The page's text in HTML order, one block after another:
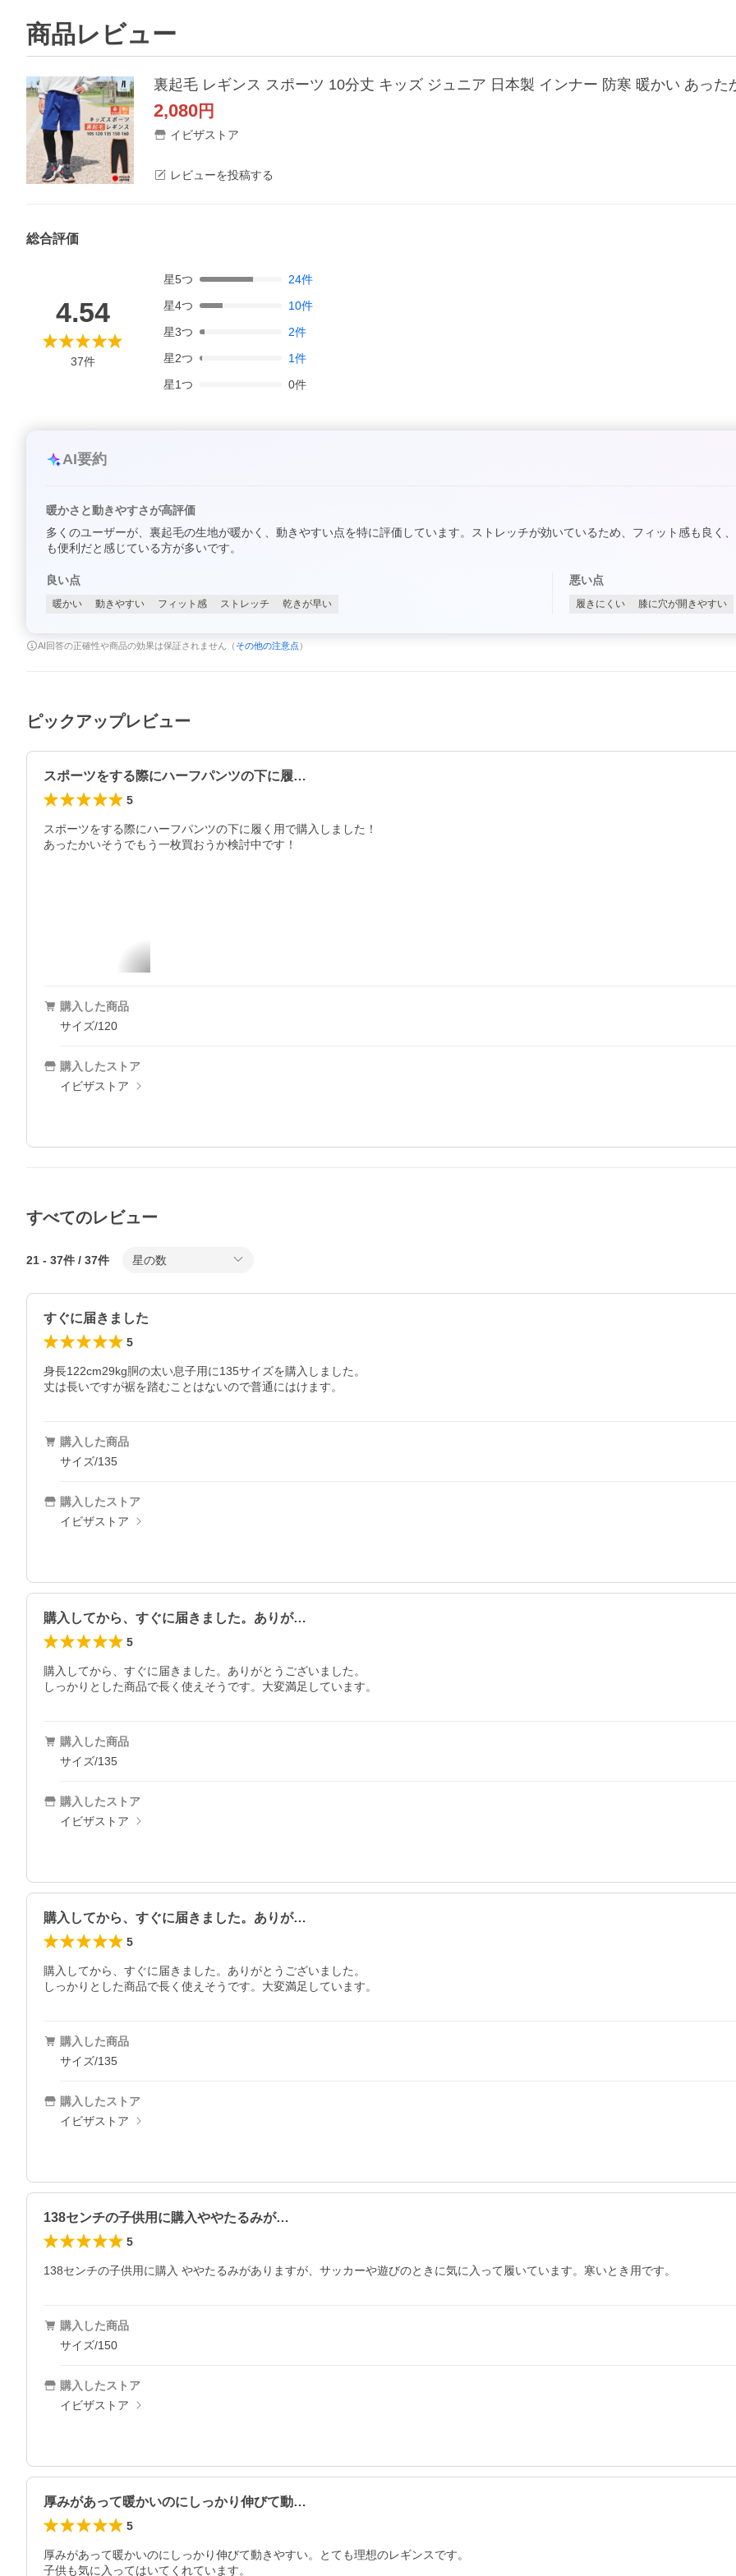
商品レビュー
2,080円
イビザストア
レビューを投稿する
総合評価
4.54
37件
星5つ 24件
星4つ 10件
星3つ 2件
星2つ 1件
星1つ 0件
AI要約
暖かさと動きやすさが高評価
多くのユーザーが、裏起毛の生地が暖かく、動きやすい点を特に評価しています。ストレッチが効いているため、フィット感も良く
も便利だと感じている方が多いです。
良い点
暖かい 動きやすい フィット感 ストレッチ 乾きが早い
悪い点
履きにくい 膝に穴が開きやすい
AI回答の正確性や商品の効果は保証されません（ その他の注意点 ）
ピックアップレビュー
スポーツをする際にハーフパンツの下に履…
5
スポーツをする際にハーフパンツの下に履く用で購入しました！
あったかいそうでもう一枚買おうか検討中です！
購入した商品
サイズ/120
購入したストア
イビザストア
すべてのレビュー
21 - 37件 / 37件 星の数
すぐに届きました
5
身長122cm29kg胴の太い息子用に135サイズを購入しました。
購入した商品
サイズ/135
購入したストア
イビザストア
購入してから、すぐに届きました。ありが…
5
購入してから、すぐに届きました。ありがとうございました。
購入した商品
サイズ/135
購入したストア
イビザストア
購入してから、すぐに届きました。ありが…
5
購入してから、すぐに届きました。ありがとうございました。
購入した商品
サイズ/135
購入したストア
イビザストア
138センチの子供用に購入ややたるみが…
5
138センチの子供用に購入 ややたるみがありますが、サッカーや遊びのときに気に入って履いています。寒いとき用です。
購入した商品
サイズ/150
購入したストア
イビザストア
厚みがあって暖かいのにしっかり伸びて動…
5
厚みがあって暖かいのにしっかり伸びて動きやすい。とても理想のレギンスです。
子供も気に入ってはいてくれています。